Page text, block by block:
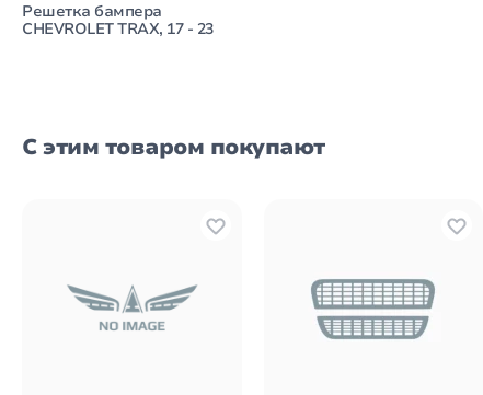
Решетка бампера
CHEVROLET TRAX, 17 - 23
С этим товаром покупают